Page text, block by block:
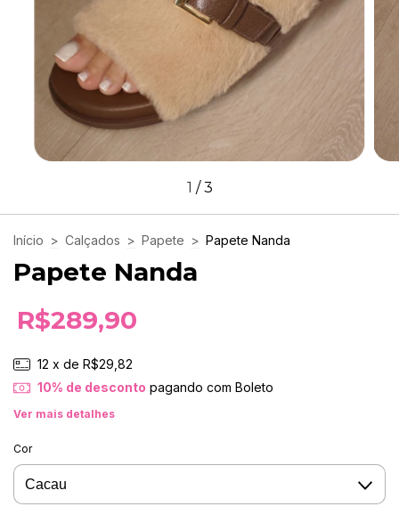
1 /3
Início > Calçados > Papete > Papete Nanda
Papete Nanda
R$289,90
12 x de R$29,82
10% de desconto pagando com Boleto
Ver mais detalhes
Cor